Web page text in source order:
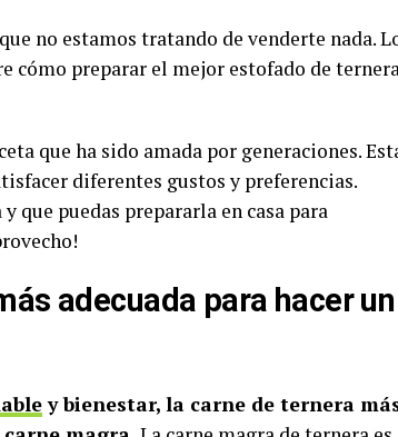
no estamos tratando de venderte nada.
cómo preparar el mejor estofado de
que ha sido amada por generaciones.
diferentes gustos y preferencias.
que puedas prepararla en casa para
adecuada para hacer un
y bienestar, la carne de ternera